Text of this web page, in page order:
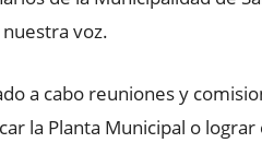
voz.
a cabo reuniones y
la Planta Municipal o